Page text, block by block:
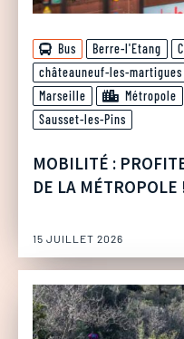
Bus Berre-l'Etang
châteauneuf-les-martigues
Marseille
Métropole
Sausset-les-Pins
MOBILITÉ :
DE LA MÉTROPOLE
15 JUILLET 2026